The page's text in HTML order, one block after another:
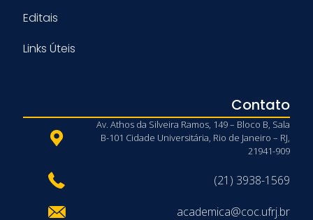
Editais
Links Úteis
Contato
Av. Athos da Silveira Ramos, 149 – Bloco B, Sala
B-101 Cidade Universitária, Rio de Janeiro – RJ,
21941-909
(21) 3938-1569
academica@coc.ufrj.br